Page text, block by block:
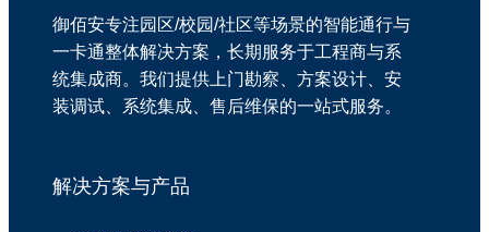
御佰安专注园区/校园/社区等场景的智能通行与
一卡通整体解决方案，长期服务于工程商与系
统集成商。我们提供上门勘察、方案设计、安
装调试、系统集成、售后维保的一站式服务。
解决方案与产品